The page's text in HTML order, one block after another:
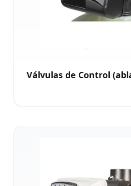
Válvulas de Control